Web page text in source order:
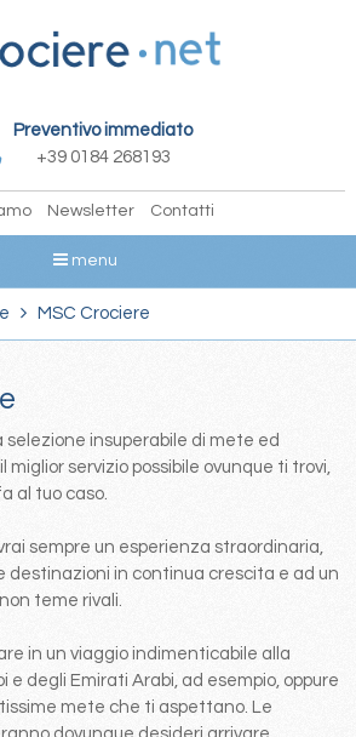
Preventivo immediato
+39 0184 268193
Newsletter Contatti
menu
MSC Crociere
insuperabile di mete ed
servizio possibile ovunque ti trovi,
al tuo caso.
sempre un esperienza straordinaria,
destinazioni in continua crescita e ad un
teme rivali.
in un viaggio indimenticabile alla
e degli Emirati Arabi, ad esempio, oppure
mete che ti aspettano. Le